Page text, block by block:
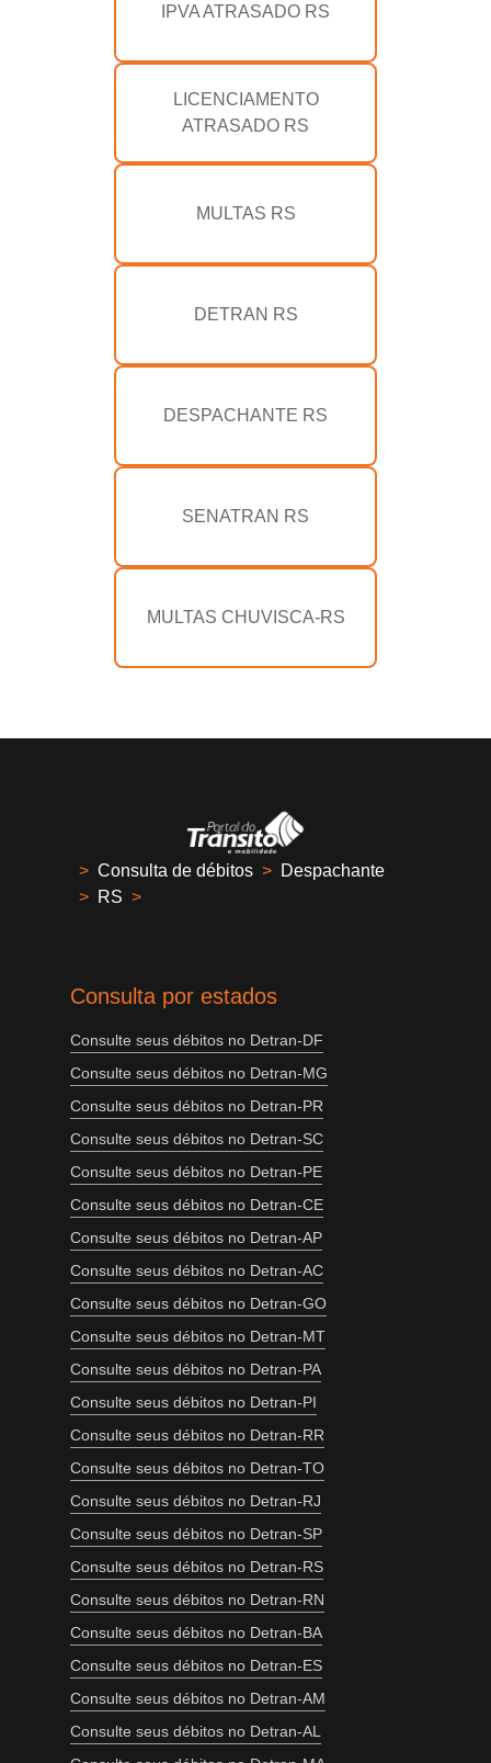
IPVA ATRASADO RS
LICENCIAMENTO
ATRASADO RS
MULTAS RS
DETRAN RS
DESPACHANTE RS
SENATRAN RS
MULTAS CHUVISCA-RS
> Consulta de débitos > Despachante
> RS >
Consulta por estados
Consulte seus débitos no Detran-DF
Consulte seus débitos no Detran-MG
Consulte seus débitos no Detran-PR
Consulte seus débitos no Detran-SC
Consulte seus débitos no Detran-PE
Consulte seus débitos no Detran-CE
Consulte seus débitos no Detran-AP
Consulte seus débitos no Detran-AC
Consulte seus débitos no Detran-GO
Consulte seus débitos no Detran-MT
Consulte seus débitos no Detran-PA
Consulte seus débitos no Detran-PI
Consulte seus débitos no Detran-RR
Consulte seus débitos no Detran-TO
Consulte seus débitos no Detran-RJ
Consulte seus débitos no Detran-SP
Consulte seus débitos no Detran-RS
Consulte seus débitos no Detran-RN
Consulte seus débitos no Detran-BA
Consulte seus débitos no Detran-ES
Consulte seus débitos no Detran-AM
Consulte seus débitos no Detran-AL